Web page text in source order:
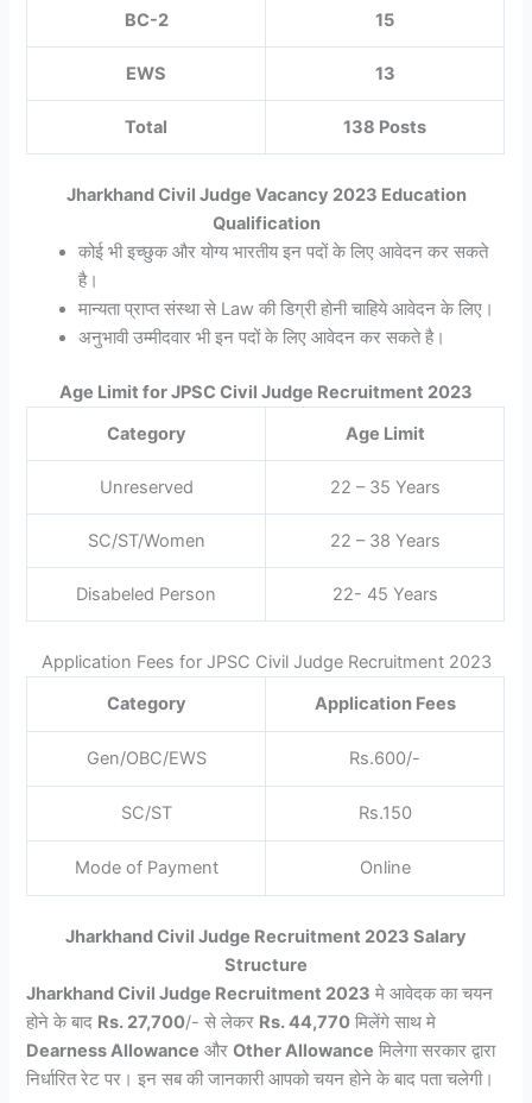
BC-2 15
EWS 13
Total 138 Posts
Jharkhand Civil Judge Vacancy 2023 Education
Qualification
कोई भी इच्छुक और योग्य भारतीय इन पदों के लिए आवेदन कर सकते
है।
मान्यता प्राप्त संस्था से Law की डिग्री होनी चाहिये आवेदन के लिए।
अनुभावी उम्मीदवार भी इन पदों के लिए आवेदन कर सकते है।
Age Limit for JPSC Civil Judge Recruitment 2023
Category
Age Limit
Unreserved 22 – 35 Years
SC/ST/Women 22 – 38 Years
Disabeled Person 22- 45 Years
Application Fees for JPSC Civil Judge Recruitment 2023
Category
Application Fees
Gen/OBC/EWS Rs.600/-
SC/ST Rs.150
Mode of Payment Online
Jharkhand Civil Judge Recruitment 2023 Salary
Structure
Jharkhand Civil Judge Recruitment 2023 मे आवेदक का चयन
होने के बाद Rs. 27,700/- से लेकर Rs. 44,770 मिलेंगे साथ मे
Dearness Allowance औरOther Allowance मिलेगा सरकार द्वारा
निर्धारित रेट पर। इन सब की जानकारी आपको चयन होने के बाद पता चलेगी।